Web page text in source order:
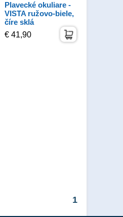
Plavecké okuliare -
VISTA ružovo-biele,
číre sklá
€ 41,90
1